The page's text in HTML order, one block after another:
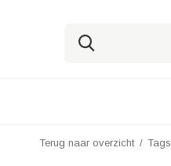
Terug naar overzicht Tags